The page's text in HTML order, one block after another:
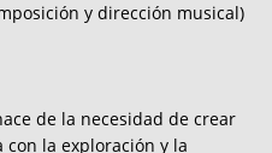
y dirección musical)
de la necesidad de crear
con la exploración y la